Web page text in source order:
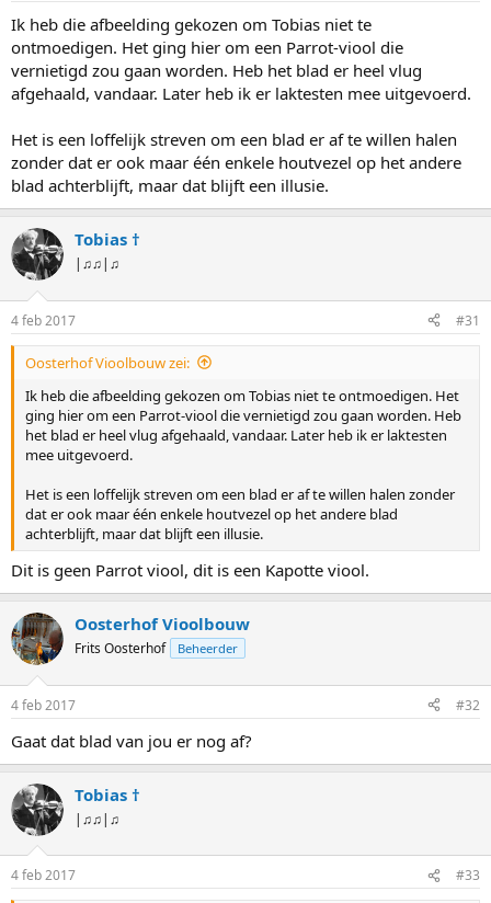
Ik heb die afbeelding gekozen om Tobias niet te
ontmoedigen. Het ging hier om een Parrot-viool die
vernietigd zou gaan worden. Heb het blad er heel vlug
afgehaald, vandaar. Later heb ik er laktesten mee uitgevoerd.
Het is een loffelijk streven om een blad er af te willen halen
zonder dat er ook maar één enkele houtvezel op het andere
blad achterblijft, maar dat blijft een illusie.
Tobias †
|♫♫|♫
4 feb 2017 #31
Oosterhof Vioolbouw zei:
Ik heb die afbeelding gekozen om Tobias niet te ontmoedigen. Het
ging hier om een Parrot-viool die vernietigd zou gaan worden. Heb
het blad er heel vlug afgehaald, vandaar. Later heb ik er laktesten
mee uitgevoerd.
Het is een loffelijk streven om een blad er af te willen halen zonder
dat er ook maar één enkele houtvezel op het andere blad
achterblijft, maar dat blijft een illusie.
Dit is geen Parrot viool, dit is een Kapotte viool.
Oosterhof Vioolbouw
Frits Oosterhof Beheerder
4 feb 2017 #32
Gaat dat blad van jou er nog af?
Tobias †
|♫♫|♫
4 feb 2017 #33